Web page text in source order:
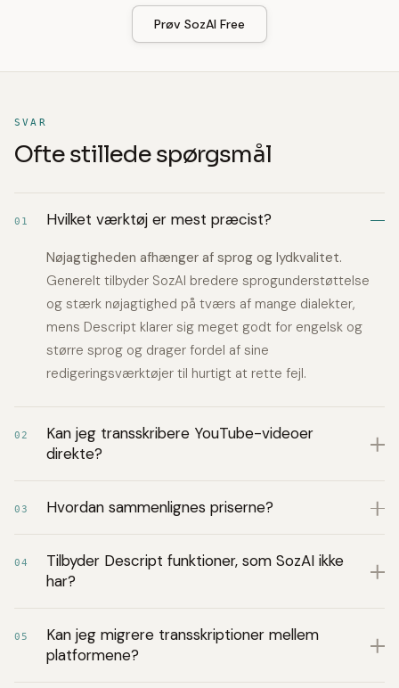
Prøv SozAI Free
SVAR
Ofte stillede spørgsmål
01 Hvilket værktøj er mest præcist?
Nøjagtigheden afhænger af sprog og lydkvalitet.
Generelt tilbyder SozAI bredere sprogunderstøttelse
og stærk nøjagtighed på tværs af mange dialekter,
mens Descript klarer sig meget godt for engelsk og
større sprog og drager fordel af sine
redigeringsværktøjer til hurtigt at rette fejl.
02
Kan jeg transskribere YouTube-videoer
direkte?
03 Hvordan sammenlignes priserne?
04
Tilbyder Descript funktioner, som SozAI ikke
har?
05
Kan jeg migrere transskriptioner mellem
platformene?